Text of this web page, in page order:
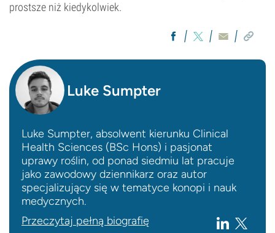
prostsze niż kiedykolwiek.
Luke Sumpter
Luke Sumpter, absolwent kierunku Clinical
Health Sciences (BSc Hons) i pasjonat
uprawy roślin, od ponad siedmiu lat pracuje
jako zawodowy dziennikarz oraz autor
specjalizujący się w tematyce konopi i nauk
medycznych.
Przeczytaj pełną biografię